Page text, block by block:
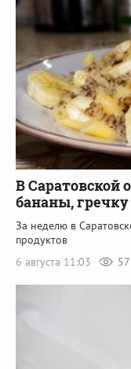
В Саратовской
бананы,
За неделю в
продуктов
6 августа 11:03